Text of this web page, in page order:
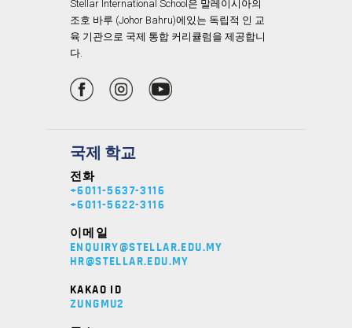
Stellar International School은 말레이시아의
조호 바루 (Johor Bahru)에있는 독립적 인 교
육 기관으로 국제 통합 커리큘럼을 제공합니
다.
국제 학교
전화
+6011-5637-3116
+6011-5622-3116
이메일
ENQUIRY@STELLAR.EDU.MY
HR@STELLAR.EDU.MY
KAKAO ID
ZUNGMU2